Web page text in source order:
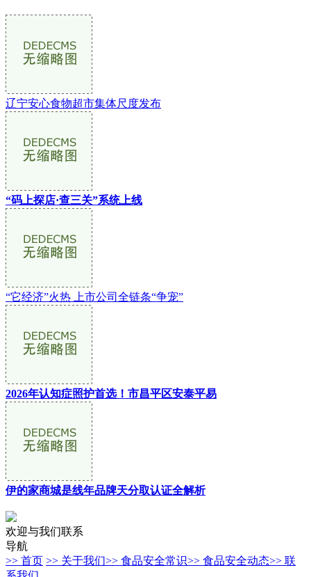
辽宁安心食物超市集体尺度发布
“码上探店·查三关”系统上线
“它经济”火热 上市公司全链条“争宠”
2026年认知症照护首选！市昌平区安泰平易
伊的家商城是线年品牌天分取认证全解析
欢迎与我们联系
导航
>> 首页 >> 关于我们>> 食品安全常识>> 食品安全动态>> 联